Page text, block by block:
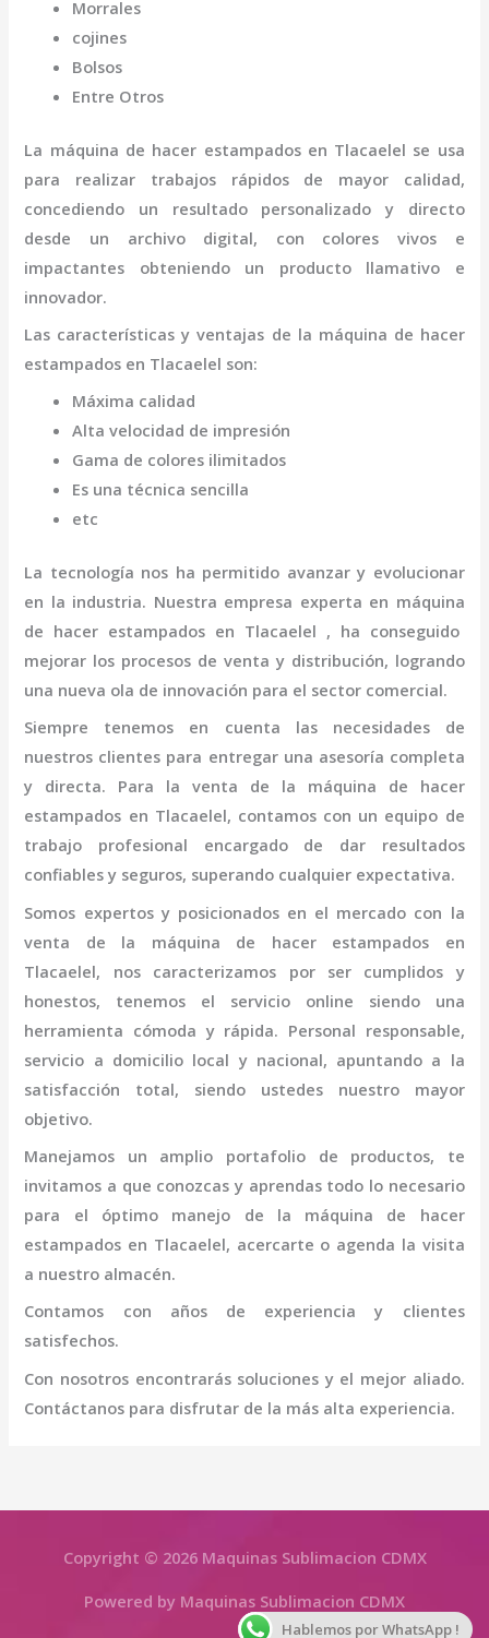
Morrales
cojines
Bolsos
Entre Otros
La máquina de hacer estampados en Tlacaelel se usa
para realizar trabajos rápidos de mayor calidad,
concediendo un resultado personalizado y directo
desde un archivo digital, con colores vivos e
impactantes obteniendo un producto llamativo e
innovador.
Las características y ventajas de la máquina de hacer
estampados en Tlacaelel son:
Máxima calidad
Alta velocidad de impresión
Gama de colores ilimitados
Es una técnica sencilla
etc
La tecnología nos ha permitido avanzar y evolucionar
en la industria. Nuestra empresa experta en máquina
de hacer estampados en Tlacaelel , ha conseguido
mejorar los procesos de venta y distribución, logrando
una nueva ola de innovación para el sector comercial.
Siempre tenemos en cuenta las necesidades de
nuestros clientes para entregar una asesoría completa
y directa. Para la venta de la máquina de hacer
estampados en Tlacaelel, contamos con un equipo de
trabajo profesional encargado de dar resultados
confiables y seguros, superando cualquier expectativa.
Somos expertos y posicionados en el mercado con la
venta de la máquina de hacer estampados en
Tlacaelel, nos caracterizamos por ser cumplidos y
honestos, tenemos el servicio online siendo una
herramienta cómoda y rápida. Personal responsable,
servicio a domicilio local y nacional, apuntando a la
satisfacción total, siendo ustedes nuestro mayor
objetivo.
Manejamos un amplio portafolio de productos, te
invitamos a que conozcas y aprendas todo lo necesario
para el óptimo manejo de la máquina de hacer
estampados en Tlacaelel, acercarte o agenda la visita
a nuestro almacén.
Contamos con años de experiencia y clientes
satisfechos.
Con nosotros encontrarás soluciones y el mejor aliado.
Contáctanos para disfrutar de la más alta experiencia.
Copyright © 2026 Maquinas Sublimacion CDMX
Powered by Maquinas Sublimacion CDMX
Hablemos por WhatsApp !